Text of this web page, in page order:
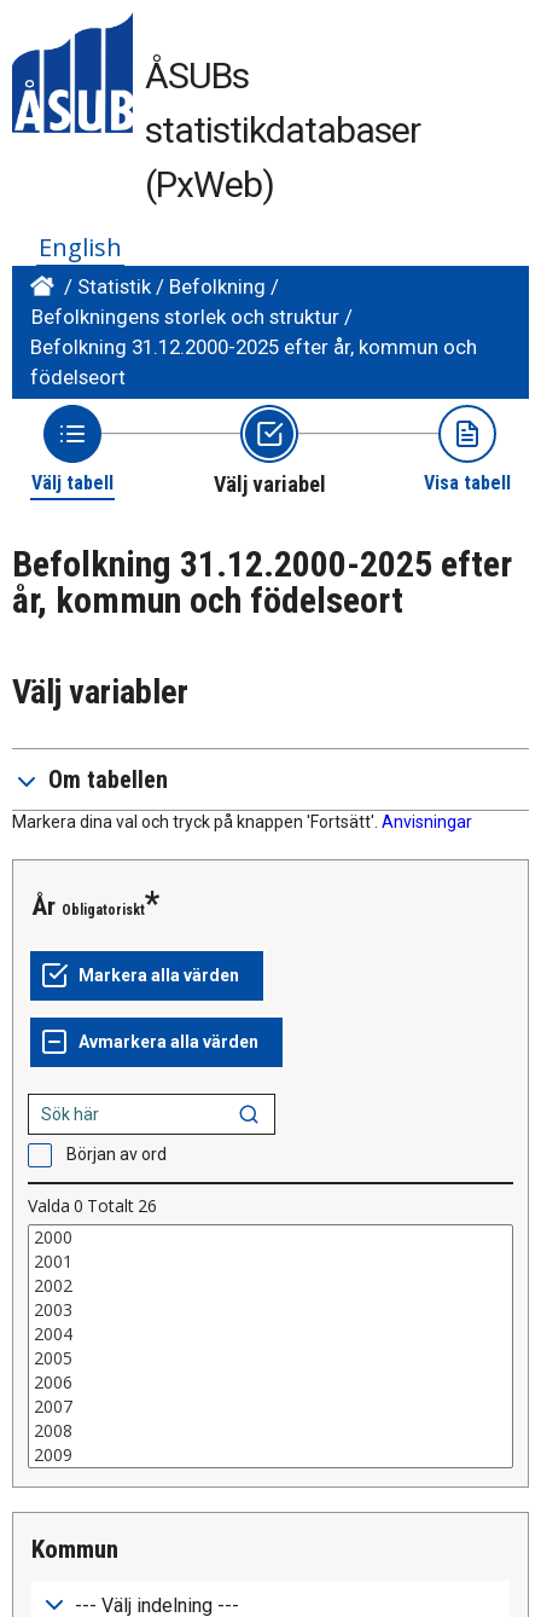
ÅSUBs
statistikdatabaser
(PxWeb)
English
/ Statistik / Befolkning /
Befolkningens storlek och struktur /
Befolkning 31.12.2000-2025 efter år, kommun och
födelseort
Välj tabell Välj variabel Visa tabell
Befolkning 31.12.2000-2025 efter
år, kommun och födelseort
Välj variabler
Om tabellen
Markera dina val och tryck på knappen 'Fortsätt'. Anvisningar
år Obligatoriskt
Början av ord
Valda 0 Totalt 26
kommun